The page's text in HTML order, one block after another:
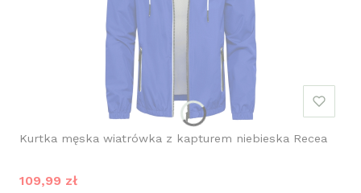
Kurtka męska wiatrówka z kapturem niebieska Recea
Cena promocyjna
109,99 zł